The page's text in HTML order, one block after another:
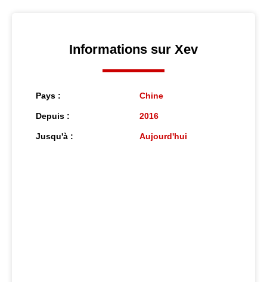
Informations sur Xev
Pays : Chine
Depuis : 2016
Jusqu'à : Aujourd'hui